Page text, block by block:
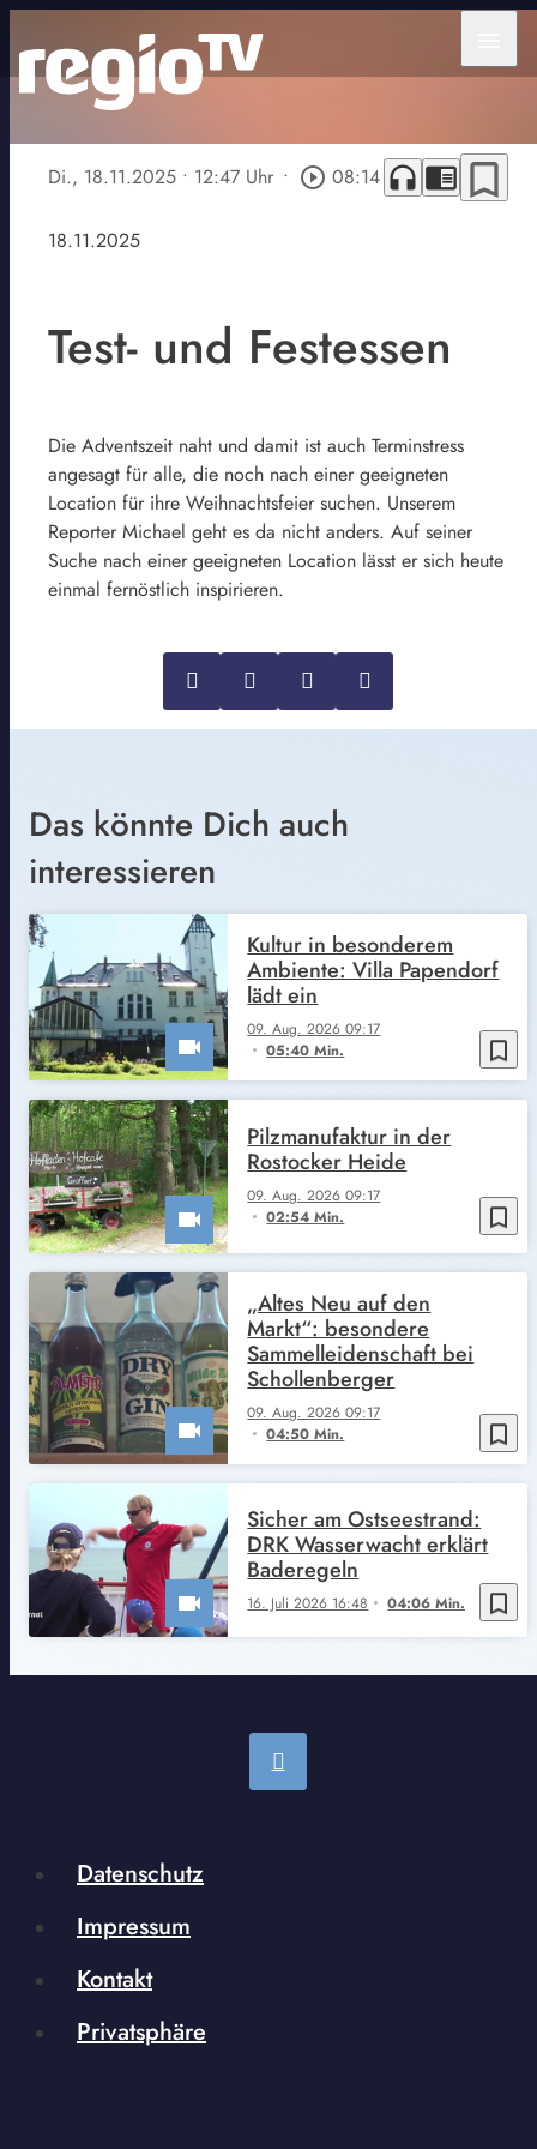
Di., 18.11.2025 • 12:47 Uhr • play_circle_outline 08:14 headphones chrome_reader_mode bookmark_border
18.11.2025
Test- und Festessen
Die Adventszeit naht und damit ist auch Terminstress
angesagt für alle, die noch nach einer geeigneten
Location für ihre Weihnachtsfeier suchen. Unserem
Reporter Michael geht es da nicht anders. Auf seiner
Suche nach einer geeigneten Location lässt er sich heute
einmal fernöstlich inspirieren.
Das könnte Dich auch
interessieren
bookmark_border
09. Aug. 2026 09:17
05:40 Min.
Kultur in besonderem
Ambiente: Villa Papendorf
lädt ein
bookmark_border
09. Aug. 2026 09:17
02:54 Min.
Pilzmanufaktur in der
Rostocker Heide
bookmark_border
09. Aug. 2026 09:17
04:50 Min.
„Altes Neu auf den
Markt“: besondere
Sammelleidenschaft bei
Schollenberger
bookmark_border
16. Juli 2026 16:48 04:06 Min.
Sicher am Ostseestrand:
DRK Wasserwacht erklärt
Baderegeln
Datenschutz
Impressum
Kontakt
Privatsphäre